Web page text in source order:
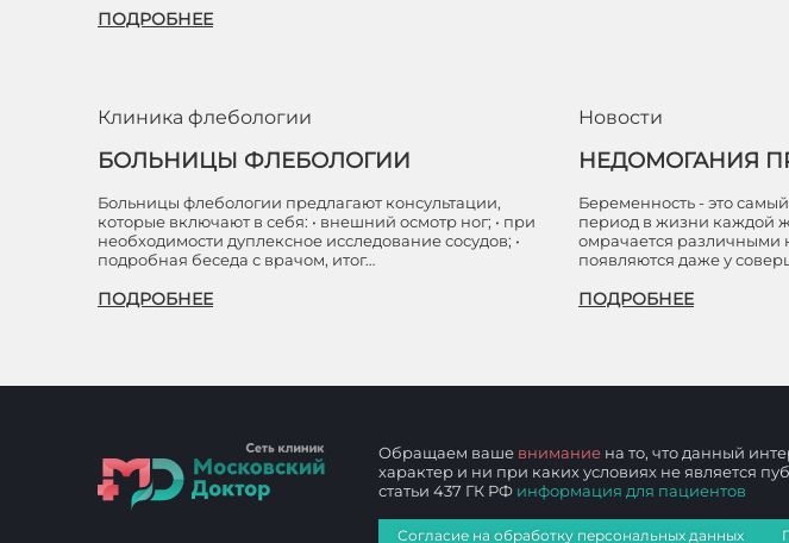
ПОДРОБНЕЕ
Клиника флебологии
БОЛЬНИЦЫ ФЛЕБОЛОГИИ
Больницы флебологии предлагают консультации,
которые включают в себя: • внешний осмотр ног; • при
необходимости дуплексное исследование сосудов; •
подробная беседа с врачом, итог…
ПОДРОБНЕЕ
Новости
НЕДОМОГАНИЯ
Беременность - это
период в жизни каждой
омрачается различными
появляются даже у
ПОДРОБНЕЕ
Обращаем ваше внимание на то, что данный
характер и ни при каких условиях не является
статьи 437 ГК РФ информация для пациентов
Согласие на обработку персональных данных